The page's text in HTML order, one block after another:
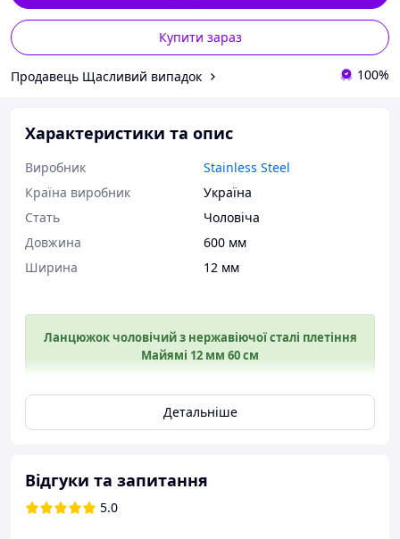
Купити зараз
Продавець Щасливий випадок 100%
Характеристики та опис
Виробник
Stainless Steel
Країна виробник
Україна
Стать
Чоловіча
Довжина
600 мм
Ширина
12 мм
Ланцюжок чоловічий з нержавіючої сталі плетіння
Майямі 12 мм 60 см
Чим гарна нержавіюча сталь?
Детальніше
Відгуки та запитання
5.0